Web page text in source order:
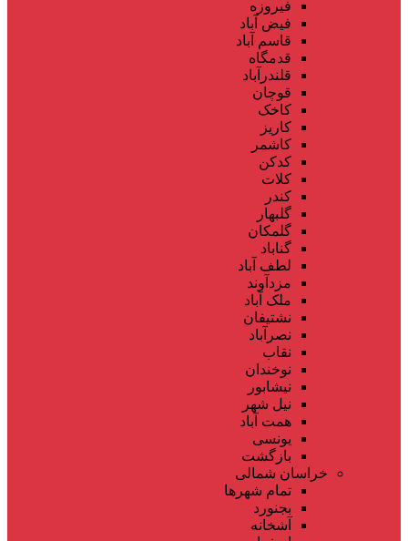
فیروزه
فیض آباد
قاسم آباد
قدمگاه
قلندرآباد
قوچان
کاخک
کاریز
کاشمر
کدکن
کلات
کندر
گلبهار
گلمکان
گناباد
لطف آباد
مزدآوند
ملک آباد
نشتیفان
نصرآباد
نقاب
نوخندان
نیشابور
نیل شهر
همت آباد
یونسی
بازگشت
خراسان شمالی
تمام شهر‌ها
بجنورد
آشخانه